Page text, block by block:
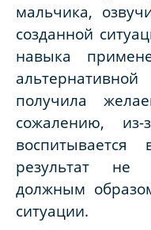
мальчика,
созданной
навыка
получила
сожалению,
результат не
должным
ситуации.